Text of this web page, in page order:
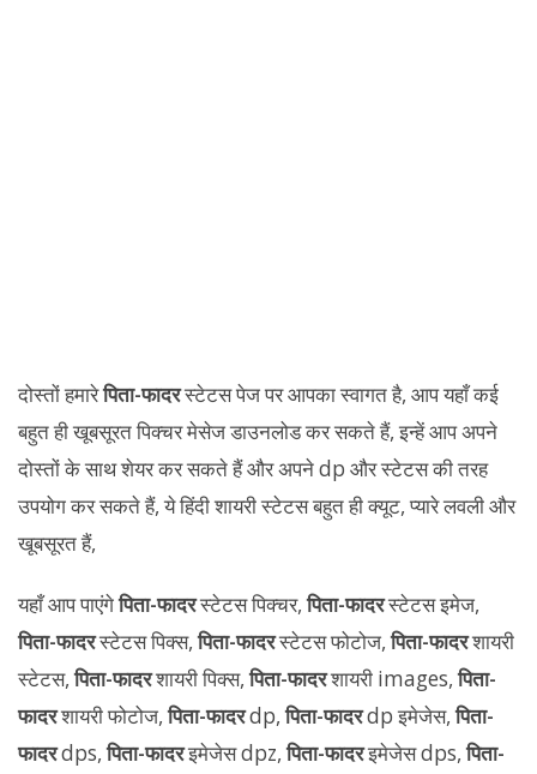
दोस्तों हमारेपिता-फादरस्टेटस पेज पर आपका स्वागत है, आप यहाँ कई
बहुत ही खूबसूरत पिक्चर मेसेज डाउनलोड कर सकते हैं, इन्हें आप अपने
दोस्तों के साथ शेयर कर सकते हैं और अपने dp और स्टेटस की तरह
उपयोग कर सकते हैं, ये हिंदी शायरी स्टेटस बहुत ही क्यूट, प्यारे लवली और
खूबसूरत हैं,
यहाँ आप पाएंगेपिता-फादरस्टेटस पिक्चर,पिता-फादरस्टेटस इमेज,
पिता-फादरस्टेटस पिक्स,पिता-फादरस्टेटस फोटोज,पिता-फादरशायरी
स्टेटस,पिता-फादरशायरी पिक्स,पिता-फादरशायरी images,पिता-
फादरशायरी फोटोज,पिता-फादरdp,पिता-फादरdp इमेजेस,पिता-
फादरdps,पिता-फादरइमेजेस dpz,पिता-फादरइमेजेस dps,पिता-